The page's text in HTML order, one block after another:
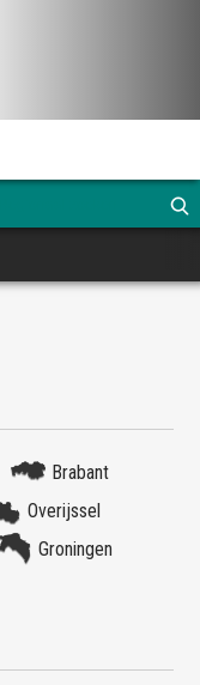
Brabant
Overijssel
Groningen